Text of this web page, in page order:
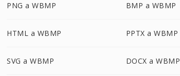
PNG a WBMP BMP a WBMP
HTML a WBMP PPTX a WBMP
SVG a WBMP DOCX a WBMP